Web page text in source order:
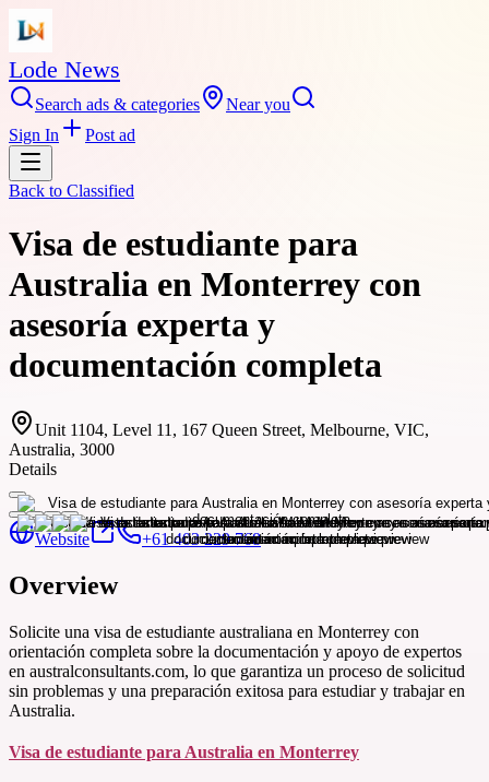
Lode News
Search ads & categories
Near you
Sign In
Post ad
Back to Classified
Visa de estudiante para
Australia en Monterrey con
asesoría experta y
documentación completa
Unit 1104, Level 11, 167 Queen Street, Melbourne, VIC,
Australia, 3000
Details
Website +61 403 229 768
Overview
Solicite una visa de estudiante australiana en Monterrey con
orientación completa sobre la documentación y apoyo de expertos
en australconsultants.com, lo que garantiza un proceso de solicitud
sin problemas y una preparación exitosa para estudiar y trabajar en
Australia.
Visa de estudiante para Australia en Monterrey